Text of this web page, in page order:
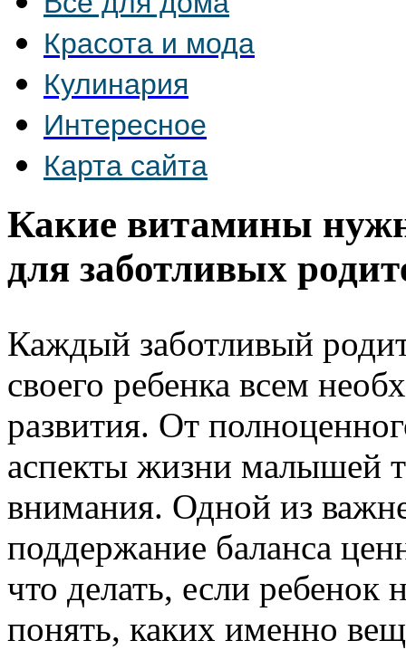
Красота и мода
Кулинария
Интересное
Карта сайта
Какие витамины
для заботливых
Каждый заботливый
своего ребенка всем
развития. От
аспекты жизни малышей
внимания. Одной из
поддержание баланса
что делать, если ребенок
понять, каких именно